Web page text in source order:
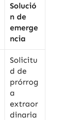
Solució
n de
emerge
ncia
Solicitu
d de
prórrog
a
extraor
dinaria